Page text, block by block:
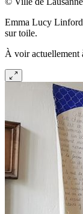
Emma Lucy
sur toile.
À voir actuellement